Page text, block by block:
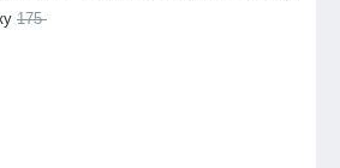
175